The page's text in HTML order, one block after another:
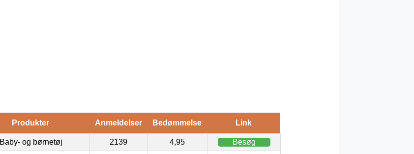
Produkter Anmeldelser Bedømmelse Link
Baby- og børnetøj 2139 4,95 Besøg